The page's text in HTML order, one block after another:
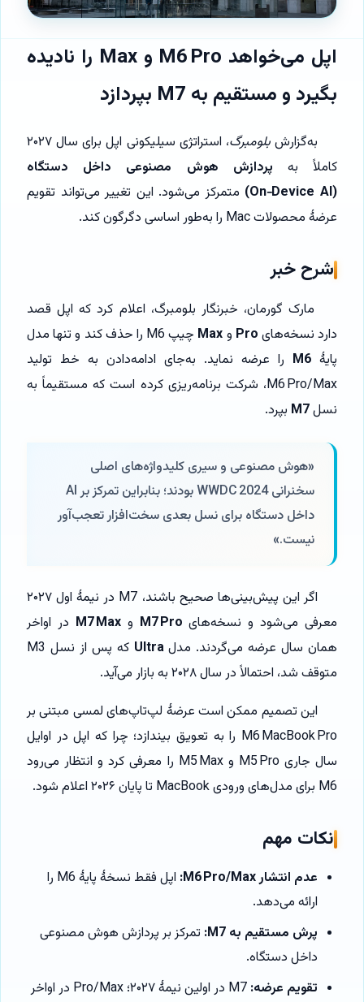
اپل می‌خواهد M6 Pro و Max را نادیده
بگیرد و مستقیم به M7 بپردازد
به‌گزارشبلومبرگ
، استراتژی سیلیکونی اپل برای سال ۲۰۲۷
کاملاً به پردازش هوش مصنوعی داخل دستگاه
(On‑Device AI)
متمرکز می‌شود. این تغییر می‌تواند تقویم
عرضهٔ محصولات Mac را به‌طور اساسی دگرگون کند.
شرح خبر
مارک گورمان، خبرنگار بلومبرگ، اعلام کرد که اپل قصد
دارد نسخه‌های Pro و Max
چیپ M6 را حذف کند و تنها مدل
پایهٔ M6 را عرضه نماید. به‌جای ادامه‌دادن به خط تولید
M6 Pro/Max، شرکت برنامه‌ریزی کرده است که مستقیماً به
نسلM7 بپرد.
«هوش مصنوعی و سیری کلیدواژه‌های اصلی
سخنرانی WWDC 2024 بودند؛ بنابراین تمرکز بر AI
داخل دستگاه برای نسل بعدی سخت‌افزار تعجب‌آور
نیست.»
اگر این پیش‌بینی‌ها صحیح باشند، M7 در نیمهٔ اول ۲۰۲۷
معرفی می‌شود و نسخه‌های M7 Pro وM7 Max در اواخر
همان سال عرضه می‌گردند. مدلUltra
که پس از نسل M3
متوقف شد، احتمالاً در سال ۲۰۲۸ به بازار می‌آید.
این تصمیم ممکن است عرضهٔ لپ‌تاپ‌های لمسی مبتنی بر
M6 MacBook Pro را به تعویق بیندازد؛ چرا که اپل در اوایل
سال جاری M5 Pro و M5 Max را معرفی کرد و انتظار می‌رود
M6 برای مدل‌های ورودی MacBook تا پایان ۲۰۲۶ اعلام شود.
نکات مهم
عدم انتشار M6 Pro/Max:
اپل فقط نسخهٔ پایهٔ M6 را
ارائه می‌دهد.
پرش مستقیم به M7:
تمرکز بر پردازش هوش مصنوعی
داخل دستگاه.
تقویم عرضه:
M7 در اولین نیمهٔ ۲۰۲۷؛ Pro/Max در اواخر